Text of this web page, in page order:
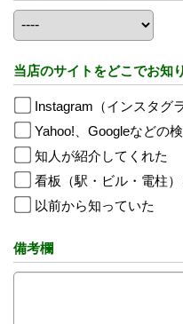
当店のサイトをどこでお知
Instagram（インスタグ
Yahoo!、Googleなどの
知人が紹介してくれた
看板（駅・ビル・電柱）
以前から知っていた
備考欄